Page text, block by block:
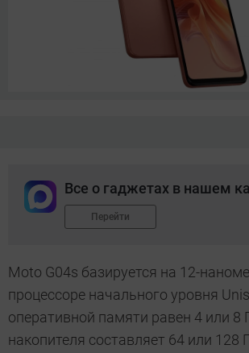
Все о гаджетах в нашем
Перейти
Moto G04s базируется на 12-
процессоре начального уровня
оперативной памяти равен 4 или 8
накопителя составляет 64 или 128